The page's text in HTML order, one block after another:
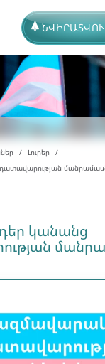
Լուրեր
կանանց